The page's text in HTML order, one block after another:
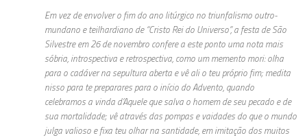
Em vez de envolver o fim do ano litúrgico no triunfalismo outro-
mundano e teilhardiano de “Cristo Rei do Universo”, a festa de São
Silvestre em 26 de novembro confere a este ponto uma nota mais
sóbria, introspectiva e retrospectiva, como um memento mori: olha
para o cadáver na sepultura aberta e vê ali o teu próprio fim; medita
nisso para te preparares para o início do Advento, quando
celebramos a vinda d’Aquele que salva o homem de seu pecado e de
sua mortalidade; vê através das pompas e vaidades do que o mundo
julga valioso e fixa teu olhar na santidade, em imitação dos muitos